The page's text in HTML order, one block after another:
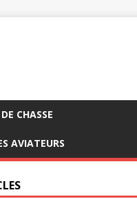
CHASSE
AVIATEURS